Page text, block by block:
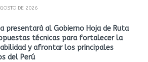
DE 2026
presentará al Gobierno Hoja de Ruta
técnicas para fortalecer la
y afrontar los principales
del Perú